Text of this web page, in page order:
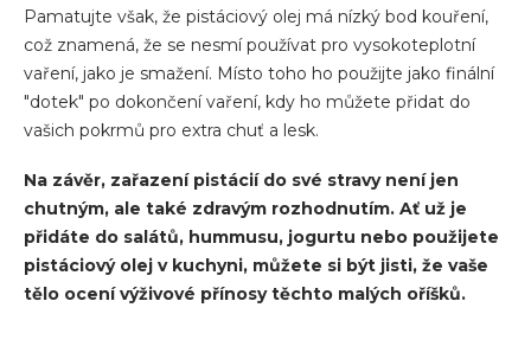
Pamatujte však, že pistáciový olej má nízký bod kouření,
což znamená, že se nesmí používat pro vysokoteplotní
vaření, jako je smažení. Místo toho ho použijte jako finální
"dotek" po dokončení vaření, kdy ho můžete přidat do
vašich pokrmů pro extra chuť a lesk.
Na závěr, zařazení pistácií do své stravy není jen
chutným, ale také zdravým rozhodnutím. Ať už je
přidáte do salátů, hummusu, jogurtu nebo použijete
pistáciový olej v kuchyni, můžete si být jisti, že vaše
tělo ocení výživové přínosy těchto malých oříšků.